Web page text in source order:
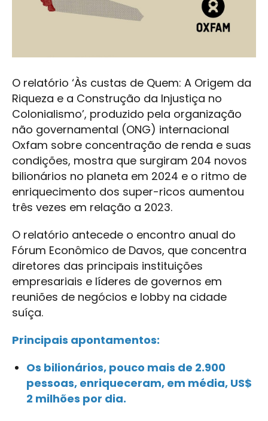
O relatório ‘Às custas de Quem: A Origem da
Riqueza e a Construção da Injustiça no
Colonialismo’, produzido pela organização
não governamental (ONG) internacional
Oxfam sobre concentração de renda e suas
condições, mostra que surgiram 204 novos
bilionários no planeta em 2024 e o ritmo de
enriquecimento dos super-ricos aumentou
três vezes em relação a 2023.
O relatório antecede o encontro anual do
Fórum Econômico de Davos, que concentra
diretores das principais instituições
empresariais e líderes de governos em
reuniões de negócios e lobby na cidade
suíça.
Principais apontamentos:
Os bilionários, pouco mais de 2.900
pessoas, enriqueceram, em média, US$
2 milhões por dia.